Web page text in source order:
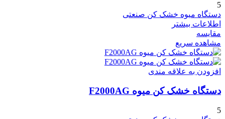
5
دستگاه میوه خشک کن صنعتی
اطلاعات بیشتر
مقایسه
مشاهده سریع
افزودن به علاقه مندی
دستگاه خشک کن میوه F2000AG
5